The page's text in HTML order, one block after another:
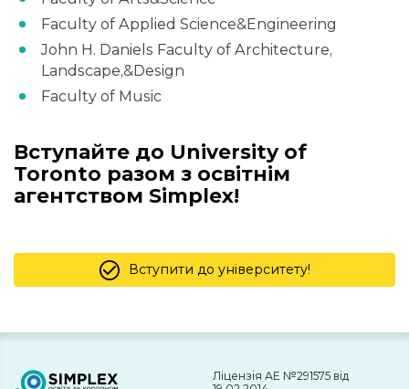
Faculty of Applied Science&Engineering
John H. Daniels Faculty of Architecture,
Landscape,&Design
Faculty of Music
Вступайте до University of
Toronto разом з освітнім
агентством Simplex!
Вступити до університету!
Ліцензія АЕ №291575 від